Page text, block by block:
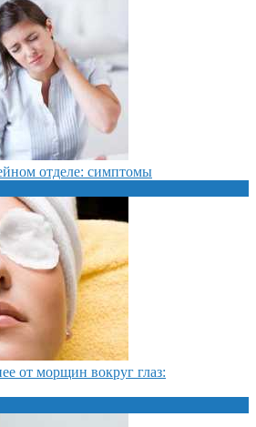
отделе: симптомы
от морщин вокруг глаз: